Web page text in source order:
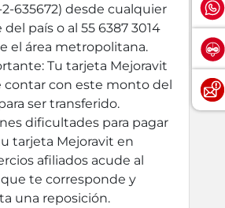
635672) desde cualquier
del país o al 55 6387 3014
el área metropolitana.
Tu tarjeta Mejoravit
contar con este monto del
ser transferido.
dificultades para pagar
tarjeta Mejoravit en
afiliados acude al
que te corresponde y
una reposición.